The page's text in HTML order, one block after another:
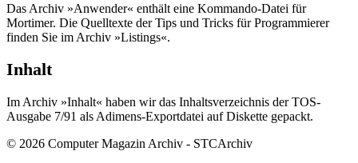
Das Archiv »Anwender« enthält eine Kommando-Datei für
Mortimer. Die Quelltexte der Tips und Tricks für Programmierer
finden Sie im Archiv »Listings«.
Inhalt
Im Archiv »Inhalt« haben wir das Inhaltsverzeichnis der TOS-
Ausgabe 7/91 als Adimens-Exportdatei auf Diskette gepackt.
© 2026 Computer Magazin Archiv - STCArchiv